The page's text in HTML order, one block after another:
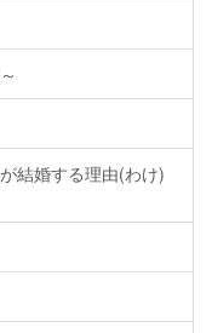
結婚する理由(わけ)